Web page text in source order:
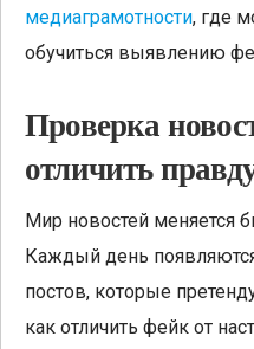
медиаграмотности, где
обучиться выявлению
Проверка
отличить
Мир новостей меняется
Каждый день
постов, которые
как отличить фейк от